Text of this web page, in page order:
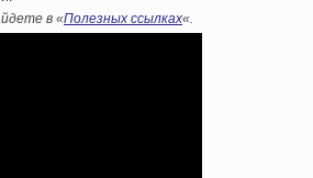
в «Полезных ссылках«.